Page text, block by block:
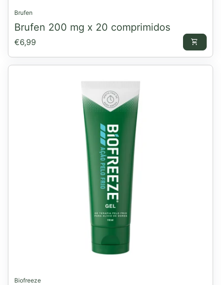
Brufen
Brufen 200 mg x 20 comprimidos
Preço normal
€6,99 shopping_cart
Biofreeze